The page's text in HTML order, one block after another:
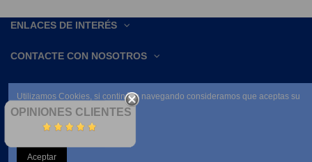
ENLACES DE INTERÉS
CONTACTE CON NOSOTROS
OPINIONES CLIENTES
NEWSLETTER
Utilizamos Cookies, si continúas navegando consideramos que aceptas su
uso.
Leer condiciones
Aceptar